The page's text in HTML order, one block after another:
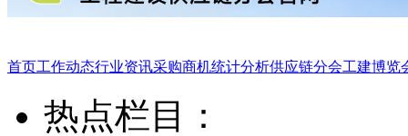
首页工作动态行业资讯采购商机统计分析供应链分会工建博览
热点栏目：